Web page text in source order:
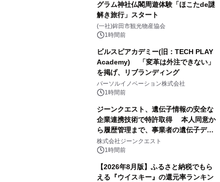
グラム神社仏閣周遊体験「ほこたde謎
解き旅行」スタート
(一社)鉾田市観光物産協会
1時間前
ビルスピアカデミー(旧：TECH PLAY
Academy) 「変革は外注できない」
を掲げ、リブランディング
パーソルイノベーション株式会社
1時間前
ジーンクエスト、遺伝子情報の安全な
企業連携技術で特許取得 本人同意か
ら履歴管理まで、事業者の遺伝子デー
タ活用を支援
株式会社ジーンクエスト
1時間前
【2026年8月版】ふるさと納税でもら
える『ウイスキー』の還元率ランキン